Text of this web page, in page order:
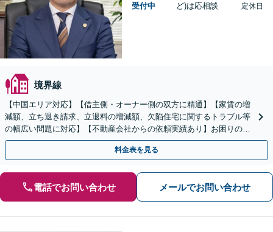
受付中
ど)は応相談
定休日
境界線
【中国エリア対応】【借主側・オーナー側の双方に精通】【家賃の増
減額、立ち退き請求、立退料の増減額、欠陥住宅に関するトラブル等
の幅広い問題に対応】【不動産会社からの依頼実績あり】お困りの際
はご連絡ください。迅速かつ丁寧に対応いたします。
料金表を見る
電話でお問い合わせ メールでお問い合わせ